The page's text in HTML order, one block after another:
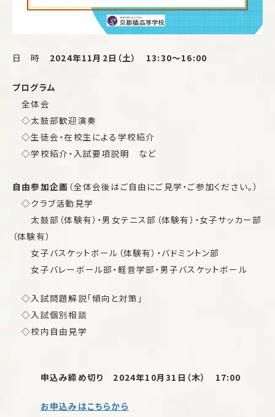
日 時 2024年11月2日（土） 13:30～16:00
プログラム
全体会
◇太鼓部歓迎演奏
◇生徒会・在校生による学校紹介
◇学校紹介・入試要項説明 など
自由参加企画 （全体会後はご自由にご見学・ご参加ください。）
◇クラブ活動見学
太鼓部（体験有）・男女テニス部（体験有）・女子サッカー部
（体験有）
女子バスケットボール（体験有）・バドミントン部
女子バレーボール部・軽音学部・男子バスケットボール
◇入試問題解説「傾向と対策」
◇入試個別相談
◇校内自由見学
申込み締め切り 2024年10月31日（木） 17:00
お申込み はこちらから